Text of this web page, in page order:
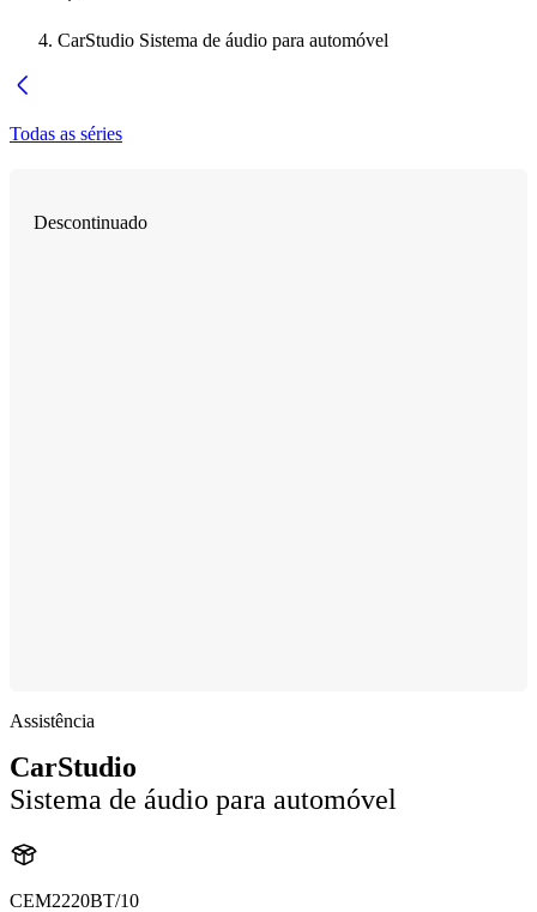
CarStudio Sistema de áudio para automóvel
Todas as séries
Descontinuado
Assistência
CarStudio
Sistema de áudio para automóvel
CEM2220BT/10